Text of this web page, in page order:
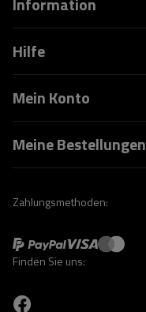
Hilfe
Mein Konto
Meine Bestellungen
Zahlungsmethoden:
Finden Sie uns: